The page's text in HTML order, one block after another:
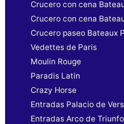
Crucero con cena
Crucero con cena
Crucero paseo Bateaux
Vedettes de Paris
Moulin Rouge
Paradis Latin
Crazy Horse
Entradas Palacio de
Entradas Arco de Triunfo